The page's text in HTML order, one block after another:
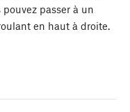
passer à un
en haut à droite.